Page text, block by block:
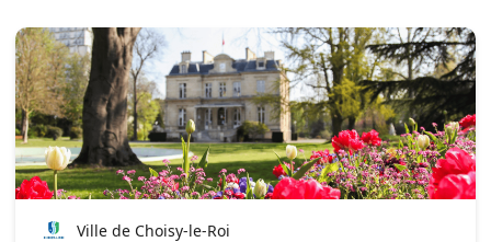
Ville de Choisy-le-Roi